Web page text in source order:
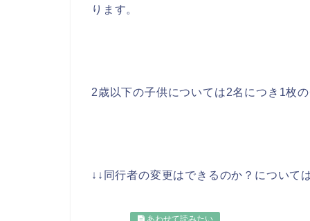
ります。
2歳以下の子供については2名につき1枚
↓↓同行者の変更はできるのか？について